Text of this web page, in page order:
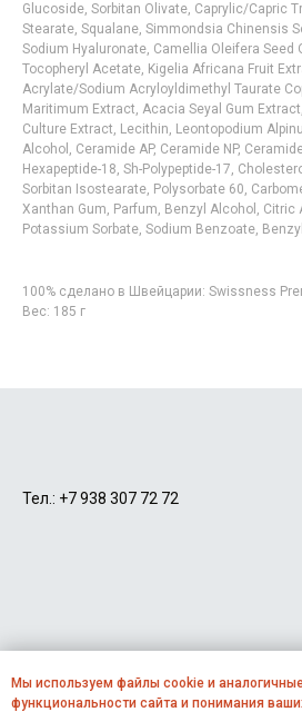
Мы используем файлы cookie и
функциональности сайта и понимания
Glucoside, Sorbitan Olivate, Caprylic/Capric
Stearate, Squalane, Simmondsia Chinensis
Sodium Hyaluronate, Camellia Oleifera Seed
Tocopheryl Acetate, Kigelia Africana Fruit
Acrylate/Sodium Acryloyldimethyl Taurate
Maritimum Extract, Acacia Seyal Gum
Culture Extract, Lecithin, Leontopodium
Alcohol, Ceramide AP, Ceramide NP,
Hexapeptide-18, Sh-Polypeptide-17,
Sorbitan Isostearate, Polysorbate 60,
Xanthan Gum, Parfum, Benzyl Alcohol, Citric
Potassium Sorbate, Sodium Benzoate,
100% сделано в Швейцарии: Swissness
Вес: 185 г
Тел.: +7 938 307 72 72